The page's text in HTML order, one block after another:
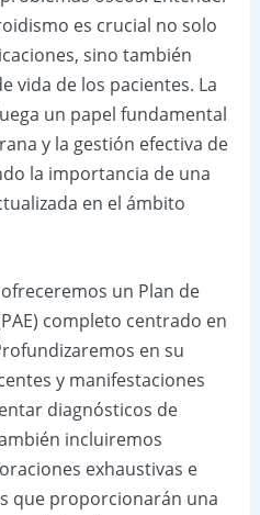
es crucial no solo
sino también
vida de los pacientes. La
un papel fundamental
y la gestión efectiva de
la importancia de una
en el ámbito
un Plan de
completo centrado en
en su
y manifestaciones
diagnósticos de
incluiremos
exhaustivas e
que proporcionarán una